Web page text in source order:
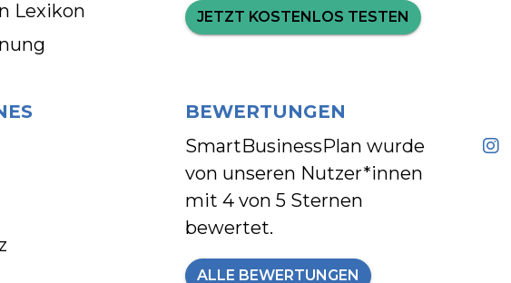
Lexikon
JETZT KOSTENLOS TESTEN
BEWERTUNGEN
SmartBusinessPlan wurde
von unseren Nutzer*innen
mit 4 von 5 Sternen
bewertet.
ALLE BEWERTUNGEN